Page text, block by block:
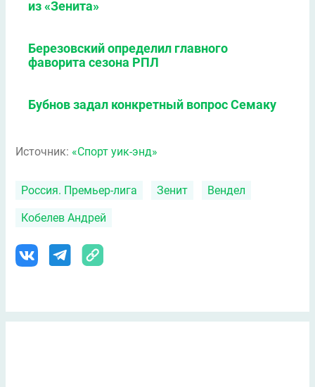
из «Зенита»
Березовский определил главного
фаворита сезона РПЛ
Бубнов задал конкретный вопрос Семаку
Источник: «Спорт уик-энд»
Россия. Премьер-лига Зенит Вендел
Кобелев Андрей